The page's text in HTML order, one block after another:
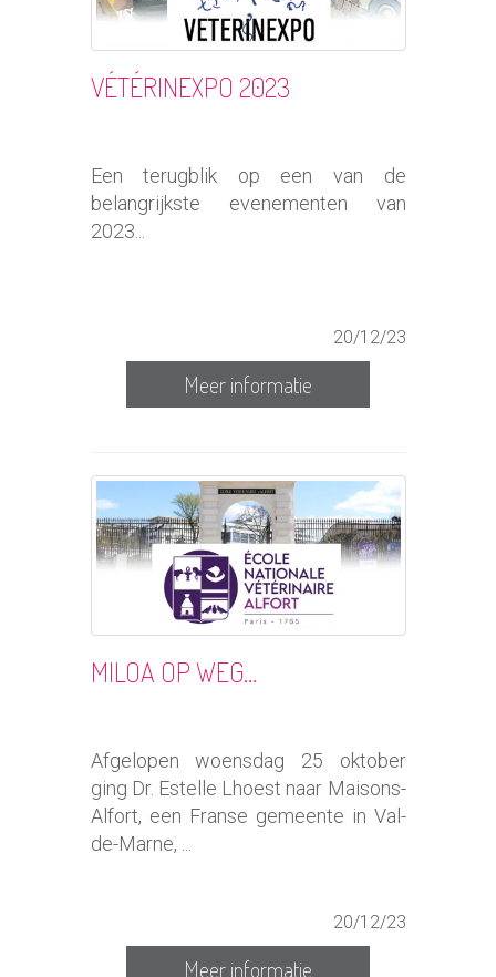
VÉTÉRINEXPO 2023
Een terugblik op een van de
belangrijkste evenementen van
2023...
20/12/23
Meer informatie
MILOA OP WEG…
Afgelopen woensdag 25 oktober
ging Dr. Estelle Lhoest naar Maisons-
Alfort, een Franse gemeente in Val-
de-Marne, ...
20/12/23
Meer informatie